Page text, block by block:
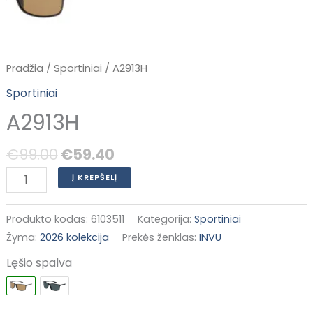
Pradžia / Sportiniai / A2913H
Sportiniai
A2913H
€99.00 €59.40
Į KREPŠELĮ
Produkto kodas: 6103511 Kategorija: Sportiniai
Žyma: 2026 kolekcija Prekės ženklas: INVU
Lęšio spalva